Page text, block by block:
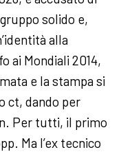
solido e,
alla
ai Mondiali 2014,
e la stampa si
ct, dando per
Per tutti, il primo
Ma l’ex tecnico